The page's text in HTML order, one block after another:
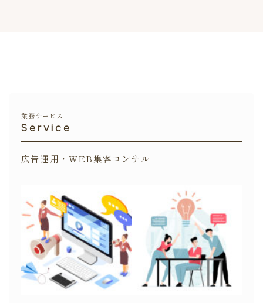
業務サービス
Service
広告運用・WEB集客コンサル